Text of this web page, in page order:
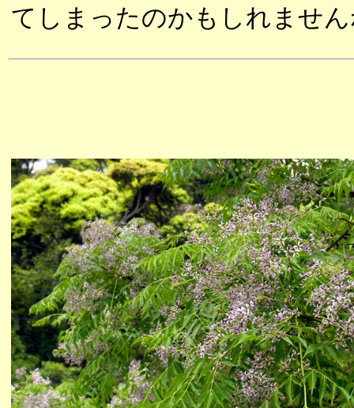
てしまったのかもしれませ